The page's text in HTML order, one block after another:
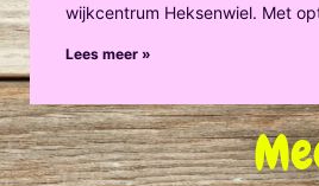
wijkcentrum Heksenwiel. Met
Lees meer »